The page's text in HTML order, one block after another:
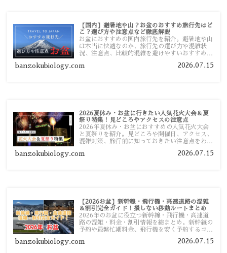
【国内】避暑地や山？お盆のおすすめ旅行先はど
こ？選び方や注意点など徹底解説
お盆におすすめの国内旅行先を紹介。避暑地や山
は本当に快適なのか、旅行先の選び方や混雑状
況、注意点、比較的混雑を避けやすいおすすめス
す。
banzokubiology.com 2026.07.15
2026夏休み・お盆に行きたい人気花火大会＆夏
祭り特集！見どころやアクセスの注意点
2026年夏休み・お盆におすすめの人気花火大会
と夏祭りを紹介。見どころや開催日、アクセス、
混雑対策、旅行前に知っておきたい注意点をわか
banzokubiology.com 2026.07.15
【2026お盆】新幹線・飛行機・高速道路の混雑
＆割引完全ガイド！損しない移動ルートまとめ
2026年のお盆に役立つ新幹線・飛行機・高速道
路の混雑・料金・割引情報を総まとめ。新幹線の
予約や最繁忙期料金、飛行機を安く予約するコ
い移動方法を分かりやすく解説します。
banzokubiology.com 2026.07.15